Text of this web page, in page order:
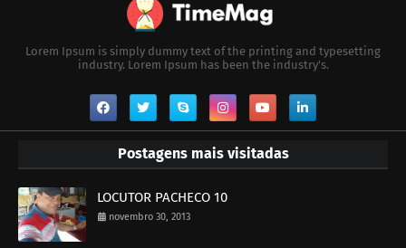
Lorem Ipsum is simply dummy text of the printing and typesetting
industry. Lorem Ipsum has been the industry's.
Postagens mais visitadas
LOCUTOR PACHECO 10
novembro 30, 2013